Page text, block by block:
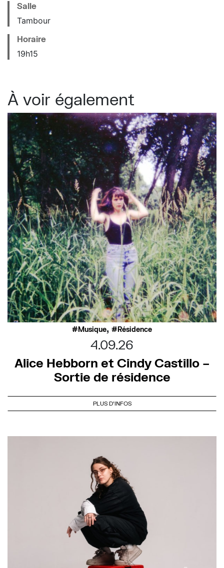
Salle
Tambour
Horaire
19h15
À voir également
Musique, Résidence
4.09.26
Alice Hebborn et Cindy Castillo –
Sortie de résidence
PLUS D'INFOS